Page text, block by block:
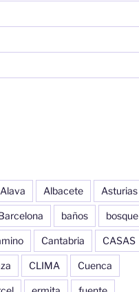
Alava Albacete Asturias
baños bosque
Cantabria CASAS
CLIMA Cuenca